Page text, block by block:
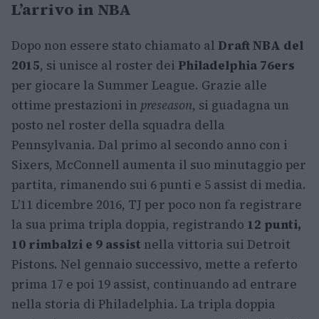
L’arrivo in NBA
Dopo non essere stato chiamato al Draft NBA del
2015, si unisce al roster dei Philadelphia 76ers
per giocare la Summer League. Grazie alle
ottime prestazioni in preseason, si guadagna un
posto nel roster della squadra della
Pennsylvania. Dal primo al secondo anno con i
Sixers, McConnell aumenta il suo minutaggio per
partita, rimanendo sui 6 punti e 5 assist di media.
L’11 dicembre 2016, TJ per poco non fa registrare
la sua prima tripla doppia, registrando 12 punti,
10 rimbalzi e 9 assist nella vittoria sui Detroit
Pistons. Nel gennaio successivo, mette a referto
prima 17 e poi 19 assist, continuando ad entrare
nella storia di Philadelphia. La tripla doppia